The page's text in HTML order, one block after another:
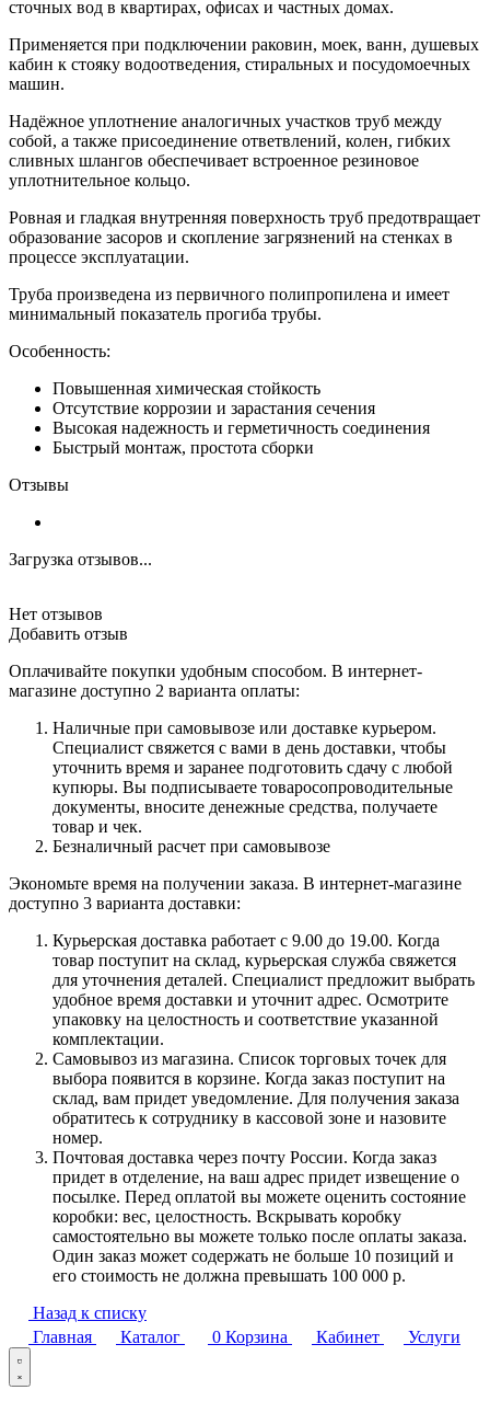
сточных вод в квартирах, офисах и частных домах.
Применяется при подключении раковин, моек, ванн, душевых
кабин к стояку водоотведения, стиральных и посудомоечных
машин.
Надёжное уплотнение аналогичных участков труб между
собой, а также присоединение ответвлений, колен, гибких
сливных шлангов обеспечивает встроенное резиновое
уплотнительное кольцо.
Ровная и гладкая внутренняя поверхность труб предотвращает
образование засоров и скопление загрязнений на стенках в
процессе эксплуатации.
Труба произведена из первичного полипропилена и имеет
минимальный показатель прогиба трубы.
Особенность:
Повышенная химическая стойкость
Отсутствие коррозии и зарастания сечения
Высокая надежность и герметичность соединения
Быстрый монтаж, простота сборки
Отзывы
Загрузка отзывов...
Нет отзывов
Добавить отзыв
Оплачивайте покупки удобным способом. В интернет-
магазине доступно 2 варианта оплаты:
Наличные при самовывозе или доставке курьером.
Специалист свяжется с вами в день доставки, чтобы
уточнить время и заранее подготовить сдачу с любой
купюры. Вы подписываете товаросопроводительные
документы, вносите денежные средства, получаете
товар и чек.
Безналичный расчет при самовывозе
Экономьте время на получении заказа. В интернет-магазине
доступно 3 варианта доставки:
Курьерская доставка работает с 9.00 до 19.00. Когда
товар поступит на склад, курьерская служба свяжется
для уточнения деталей. Специалист предложит выбрать
удобное время доставки и уточнит адрес. Осмотрите
упаковку на целостность и соответствие указанной
комплектации.
Самовывоз из магазина. Список торговых точек для
выбора появится в корзине. Когда заказ поступит на
склад, вам придет уведомление. Для получения заказа
обратитесь к сотруднику в кассовой зоне и назовите
номер.
Почтовая доставка через почту России. Когда заказ
придет в отделение, на ваш адрес придет извещение о
посылке. Перед оплатой вы можете оценить состояние
коробки: вес, целостность. Вскрывать коробку
самостоятельно вы можете только после оплаты заказа.
Один заказ может содержать не больше 10 позиций и
его стоимость не должна превышать 100 000 р.
Назад к списку
Главная
Каталог 0 Корзина Кабинет Услуги